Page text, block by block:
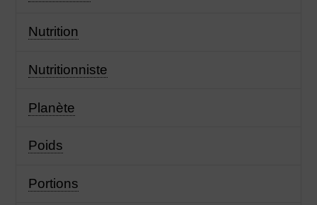
Nutrition
Nutritionniste
Planète
Poids
Portions